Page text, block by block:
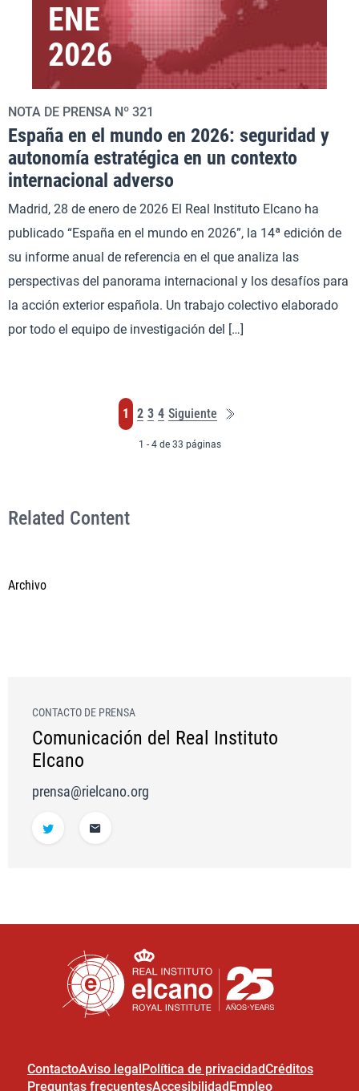
ENE
2026
NOTA DE PRENSA Nº 321
España en el mundo en 2026: seguridad y
autonomía estratégica en un contexto
internacional adverso
Madrid, 28 de enero de 2026 El Real Instituto Elcano ha
publicado “España en el mundo en 2026”, la 14ª edición de
su informe anual de referencia en el que analiza las
perspectivas del panorama internacional y los desafíos para
la acción exterior española. Un trabajo colectivo elaborado
por todo el equipo de investigación del […]
Página
1 Página
2 Página
3 Página
4 Siguiente
Última
página
1 - 4 de 33 páginas
Related Content
Archivo
CONTACTO DE PRENSA
Comunicación del Real Instituto
Elcano
prensa@rielcano.org
ContactoAviso legal Política de privacidadCréditos
Preguntas frecuentesAccesibilidad Empleo